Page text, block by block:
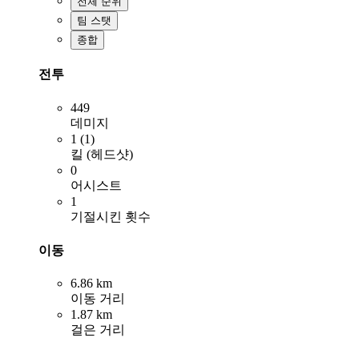
팀 스탯
종합
전투
449
데미지
1 (1)
킬 (헤드샷)
0
어시스트
1
기절시킨 횟수
이동
6.86 km
이동 거리
1.87 km
걸은 거리